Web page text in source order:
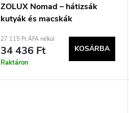
ZOLUX Nomad – hátizsák
kutyák és macskák
27 115 Ft ÁFA nélkül
34 436 Ft
Raktáron
KOSÁRBA